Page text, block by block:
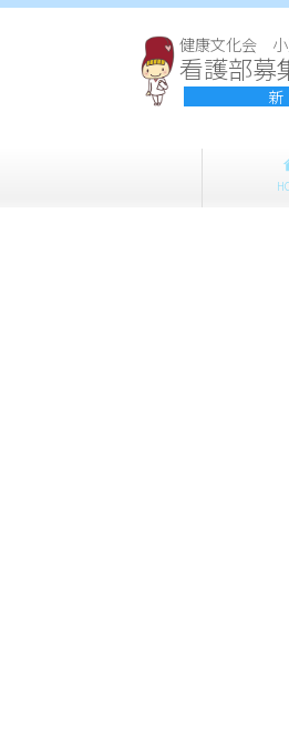
健康文化会 小
看護部募